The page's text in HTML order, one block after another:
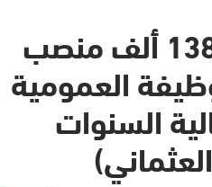
إحداث أكثر من 138 ألف منصب
العمومية
السنوات